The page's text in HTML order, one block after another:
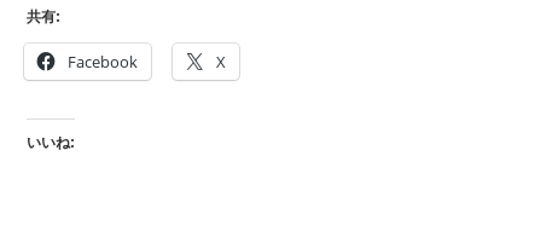
共有:
Facebook X
いいね: